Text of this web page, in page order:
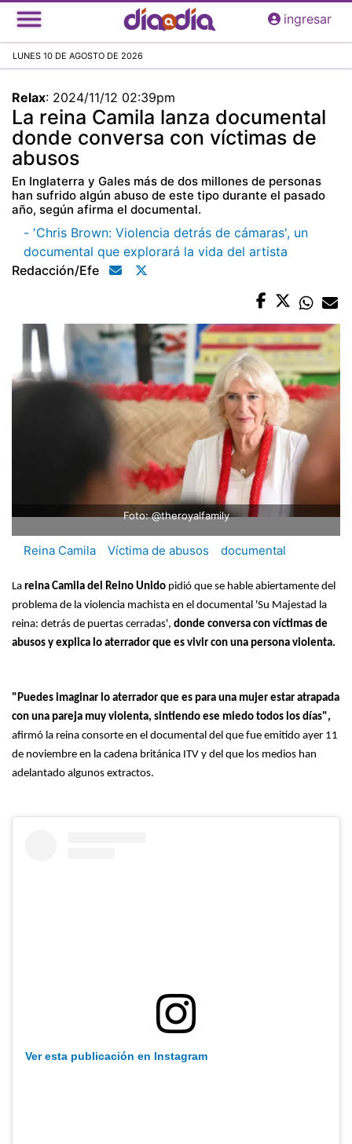
Pasar
al
principal
ingresar
LUNES 10 DE AGOSTO DE 2026
Relax: 2024/11/12 02:39pm
La reina Camila lanza documental
donde conversa con víctimas de
abusos
En Inglaterra y Gales más de dos millones de personas
han sufrido algún abuso de este tipo durante el pasado
año, según afirma el documental.
- 'Chris Brown: Violencia detrás de cámaras', un
documental que explorará la vida del artista
Redacción/efe
Foto: @theroyalfamily
Reina Camila Víctima de abusos documental
La reina Camila del Reino Unido pidió que se hable abiertamente del
problema de la violencia machista en el documental 'Su Majestad la
reina: detrás de puertas cerradas', donde conversa con víctimas de
abusos y explica lo aterrador que es vivir con una persona violenta.
"Puedes imaginar lo aterrador que es para una mujer estar atrapada
con una pareja muy violenta, sintiendo ese miedo todos los días",
afirmó la reina consorte en el documental del que fue emitido ayer 11
de noviembre en la cadena británica ITV y del que los medios han
adelantado algunos extractos.
Ver esta publicación en Instagram